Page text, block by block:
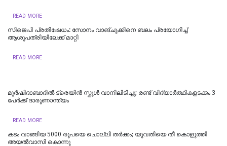
READ MORE
സിജെപി പ്രതിഷേധം: സോനം വാങ്ചുക്കിനെ ബലം പ്രയോഗിച്ച്
ആശുപത്രിയിലേക്ക് മാറ്റി
READ MORE
മുർഷിദാബാദിൽ ട്രെയിൻ സ്കൂൾ വാനിലിടിച്ചു; രണ്ട് വിദ്യാർത്ഥികളടക്കം 3
പേർക്ക് ദാരുണാന്ത്യം
READ MORE
കടം വാങ്ങിയ 5000 രൂപയെ ചൊല്ലി തര്‍ക്കം; യുവതിയെ തീ കൊളുത്തി
അയല്‍വാസി കൊന്നു